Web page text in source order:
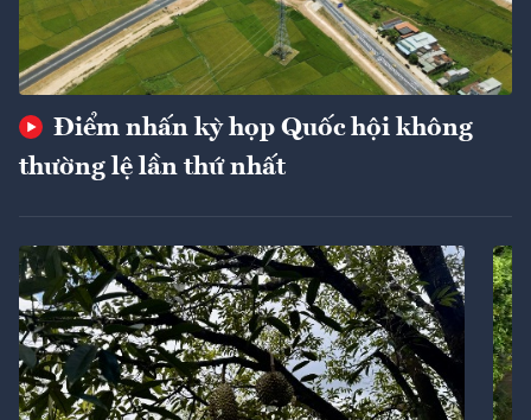
Điểm nhấn kỳ họp Quốc hội không
thường lệ lần thứ nhất